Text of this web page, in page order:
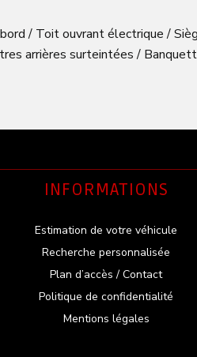
/ Toit ouvrant électrique /
arrières surteintées /
INFORMATIONS
Estimation de votre véhicule
Recherche personnalisée
Plan d’accès / Contact
Politique de confidentialité
Mentions légales